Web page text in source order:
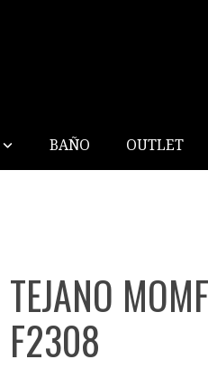
BAÑO OUTLET
TEJANO
F2308